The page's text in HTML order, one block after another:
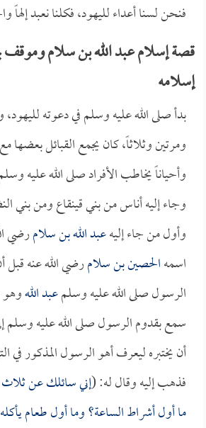
فنحن لسنا أعداء لليهود، فكلنا نعبد إلهاً
قصة إسلام عبد الله بن سلام وموقف
إسلامه
بدأ صلى الله عليه وسلم في دعوته لليهود،
ومرتين وثلاثاً، كان يجمع القبائل بعضها
وأحياناً يخاطب الأفراد صلى الله عليه
وجاء إليه أناس من بني قينقاع ومن بني
وأول من جاء إليهعبد الله بن سلامرضي
اسمهالحصين بن سلامرضي الله عنه قبل
الرسول صلى الله عليه وسلمعبد اللهوهو
سمع بقدوم الرسول صلى الله عليه وسلم إلى
أن يختبره ليعرف أهو الرسول المذكور في
فذهب إليه وقال له: (إني سائلك عن ثلاث
ما أول أشراط الساعة؟ وما أول طعام